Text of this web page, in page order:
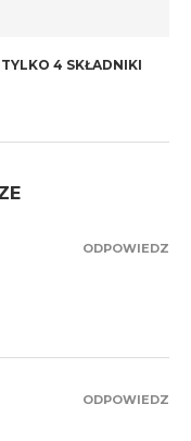
4 SKŁADNIKI
ODPOWIEDZ
ODPOWIEDZ